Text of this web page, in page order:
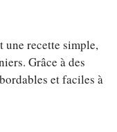
une recette simple,
Grâce à des
et faciles à